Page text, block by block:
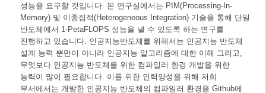
성능을 요구할 것입니다. 본 연구실에서는 PIM(Processing-In-
Memory) 및 이종집적(Heterogeneous Integration) 기술을 통해 단일
반도체에서 1-PetaFLOPS 성능을 낼 수 있도록 하는 연구를
진행하고 있습니다. 인공지능반도체를 위해서는 인공지능 반도체
설계 능력 뿐만이 아니라 인공지능 알고리즘에 대한 이해 그리고,
무엇보다 인공지능 반도체를 위한 컴파일러 환경 개발을 위한
능력이 많이 필요합니다. 이를 위한 인력양성을 위해 저희
부서에서는 개발한 인공지능 반도체의 컴파일러 환경을 Github에